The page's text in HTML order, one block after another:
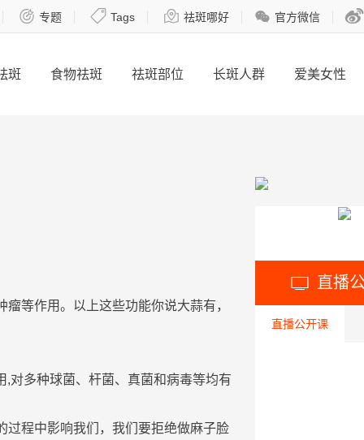
 专题  Tags  祛斑哪好  官方微信 
斑 食物祛斑 祛斑部位 长斑人群 爱美女性
瘤等作用。以上这些功能你说大蒜有，
对多种球菌、杆菌、真菌和病毒等均有
过程中影响我们，我们要拒绝做麻子脸
 直播
直播公开课